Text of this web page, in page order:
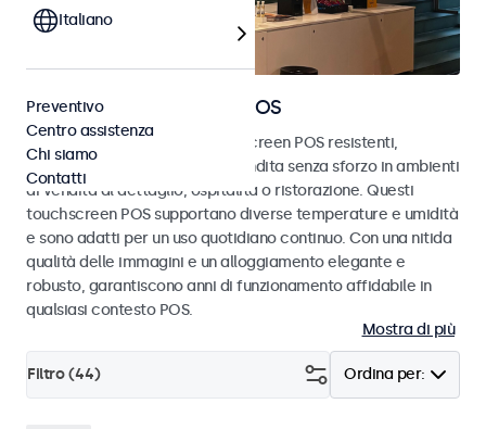
Monitor e touchscreen POS
Scopri i nostri monitor e touchscreen POS resistenti,
progettati per transazioni di vendita senza sforzo in ambienti
di vendita al dettaglio, ospitalità o ristorazione. Questi
touchscreen POS supportano diverse temperature e umidità
e sono adatti per un uso quotidiano continuo. Con una nitida
qualità delle immagini e un alloggiamento elegante e
robusto, garantiscono anni di funzionamento affidabile in
qualsiasi contesto POS.
Mostra di più
Ordina per:
Filtro (44)
Italiano
Preventivo
Centro assistenza
Chi siamo
Contatti